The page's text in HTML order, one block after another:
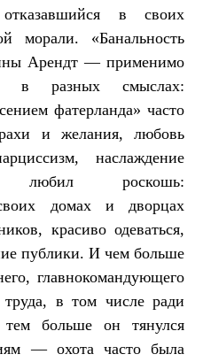
в своих
морали. «Банальность
Арендт — применимо
разных смыслах:
фатерланда» часто
и желания, любовь
наслаждение
любил роскошь:
домах и дворцах
красиво одеваться,
публики. И чем больше
главнокомандующего
труда, в том числе ради
тем больше он тянулся
— охота часто была